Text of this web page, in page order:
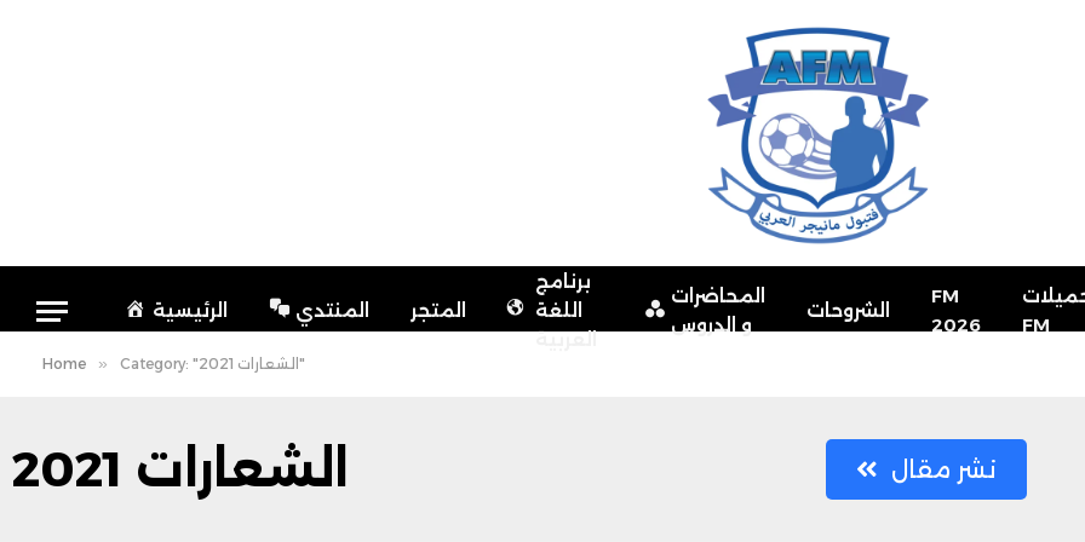
الرئيسية المنتدي المتجر
برنامج
اللغة
العربية
المحاضرات
و الدروس
الشروحات
FM
2026
FM
Home » Category: "الشعارات 2021"
الشعارات 2021 نشر مقال